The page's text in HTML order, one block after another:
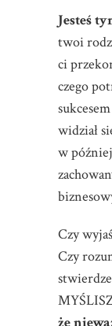
Jesteś
twoi
ci
czego
widział
w
Czy
Czy